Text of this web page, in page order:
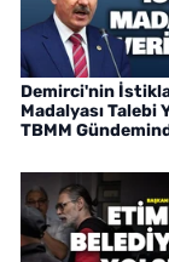
Demirci'nin
Madalyası Talebi
TBMM